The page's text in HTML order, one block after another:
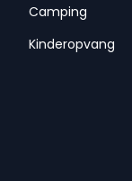
Camping
Kinderopvang